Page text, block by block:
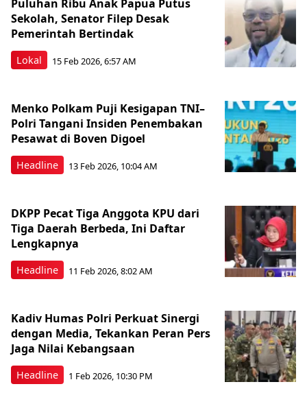
Lokal
Puluhan Ribu Anak Papua Putus
Sekolah, Senator Filep Desak
Pemerintah Bertindak
15 Feb 2026, 6:57 AM
Headline
Menko Polkam Puji Kesigapan TNI–
Polri Tangani Insiden Penembakan
Pesawat di Boven Digoel
13 Feb 2026, 10:04 AM
Headline
DKPP Pecat Tiga Anggota KPU dari
Tiga Daerah Berbeda, Ini Daftar
Lengkapnya
11 Feb 2026, 8:02 AM
Headline
Kadiv Humas Polri Perkuat Sinergi
dengan Media, Tekankan Peran Pers
Jaga Nilai Kebangsaan
1 Feb 2026, 10:30 PM